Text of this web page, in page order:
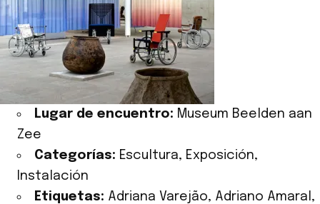
Lugar de encuentro: Museum Beelden aan
Zee
Categorías: Escultura, Exposición,
Instalación
Etiquetas: Adriana Varejão, Adriano Amaral ,